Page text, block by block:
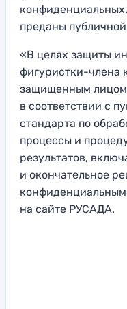
преданы публичной
«В целях защиты
фигуристки-члена
защищенным
в соответствии с
стандарта по
процессы и
результатов,
и окончательное
на сайте РУСАДА.